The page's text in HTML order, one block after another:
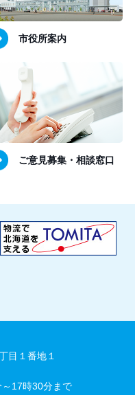
市役所案内
ご意見募集・相談窓口
目１番地１
17時30分まで